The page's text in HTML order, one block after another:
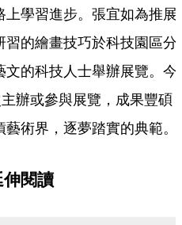
學習進步。張宜如為推展
的繪畫技巧於科技園區分
的科技人士舉辦展覽。今
辦或參與展覽，成果豐碩
術界，逐夢踏實的典範。
閱讀